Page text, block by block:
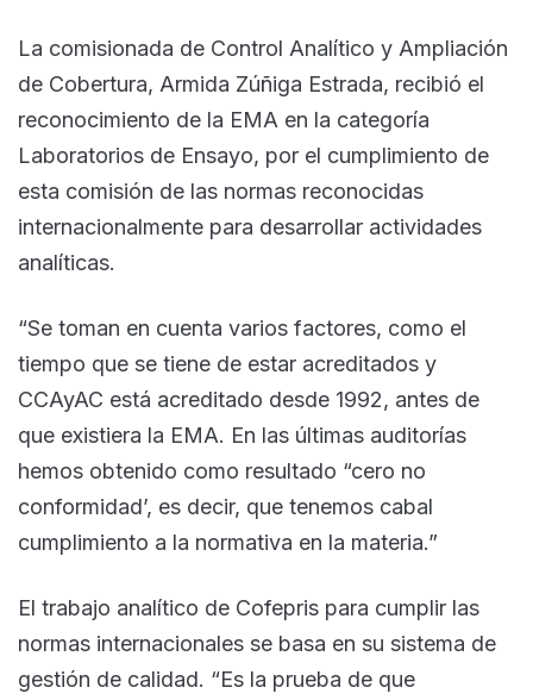
La comisionada de Control Analítico y Ampliación
de Cobertura, Armida Zúñiga Estrada, recibió el
reconocimiento de la EMA en la categoría
Laboratorios de Ensayo, por el cumplimiento de
esta comisión de las normas reconocidas
internacionalmente para desarrollar actividades
analíticas.
“Se toman en cuenta varios factores, como el
tiempo que se tiene de estar acreditados y
CCAyAC está acreditado desde 1992, antes de
que existiera la EMA. En las últimas auditorías
hemos obtenido como resultado “cero no
conformidad’, es decir, que tenemos cabal
cumplimiento a la normativa en la materia.”
El trabajo analítico de Cofepris para cumplir las
normas internacionales se basa en su sistema de
gestión de calidad. “Es la prueba de que